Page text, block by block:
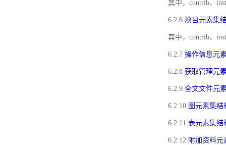
其中，contrib、
6.2.6 项目元素集
其中，contrib、
6.2.7 操作信息元
6.2.8 获取管理元
6.2.9 全文文件元
6.2.10 图元素集结
6.2.11 表元素集结
6.2.12 附加资料元